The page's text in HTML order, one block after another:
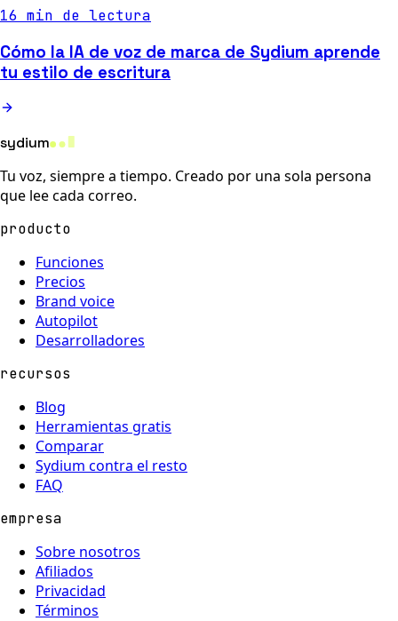
16 min de lectura
Cómo la IA de voz de marca de Sydium aprende
tu estilo de escritura
sydium
Tu voz, siempre a tiempo. Creado por una sola persona
que lee cada correo.
producto
Funciones
Precios
Brand voice
Autopilot
Desarrolladores
recursos
Blog
Herramientas gratis
Comparar
Sydium contra el resto
FAQ
empresa
Sobre nosotros
Afiliados
Privacidad
Términos